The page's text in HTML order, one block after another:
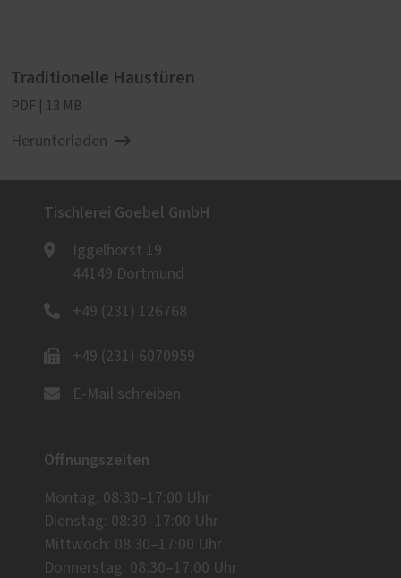
Traditionelle Haustüren
PDF | 13 MB
Herunterladen
Tischlerei Goebel GmbH
Iggelhorst 19
44149 Dortmund
+49 (231) 126768
+49 (231) 6070959
E-Mail schreiben
Öffnungszeiten
Montag: 08:30–17:00 Uhr
Dienstag: 08:30–17:00 Uhr
Mittwoch: 08:30–17:00 Uhr
Donnerstag: 08:30–17:00 Uhr